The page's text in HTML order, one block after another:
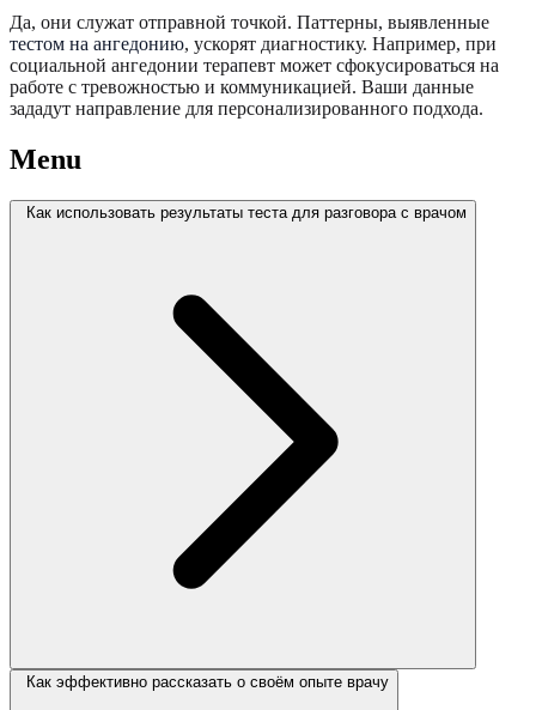
Да, они служат отправной точкой. Паттерны, выявленные
тестом на ангедонию, ускорят диагностику. Например, при
социальной ангедонии терапевт может сфокусироваться на
работе с тревожностью и коммуникацией. Ваши данные
зададут направление для персонализированного подхода.
Menu
Как использовать результаты теста для разговора с врачом
Как эффективно рассказать о своём опыте врачу